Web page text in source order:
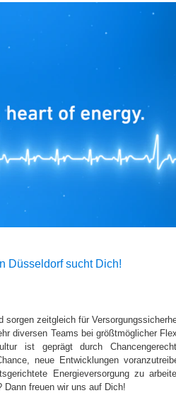
Düsseldorf sucht Dich!
sorgen zeitgleich für
diversen Teams bei größtmöglicher
ist geprägt durch
neue Entwicklungen
Energieversorgung zu
freuen wir uns auf Dich!